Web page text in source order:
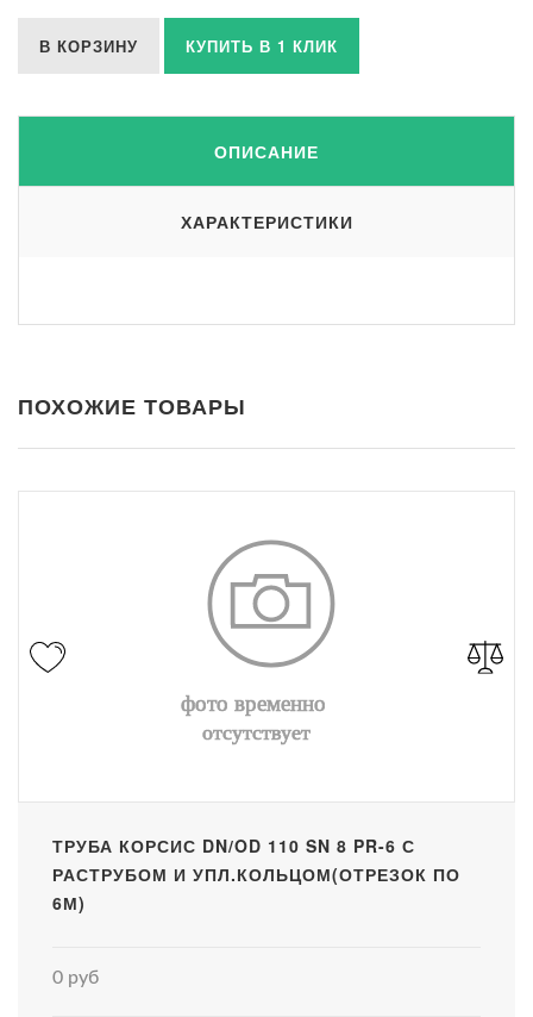
В КОРЗИНУ КУПИТЬ В 1 КЛИК
ОПИСАНИЕ
ХАРАКТЕРИСТИКИ
ПОХОЖИЕ ТОВАРЫ
ТРУБА КОРСИС DN/OD 110 SN 8 PR-6 С
РАСТРУБОМ И УПЛ.КОЛЬЦОМ(ОТРЕЗОК ПО
6М)
0 руб